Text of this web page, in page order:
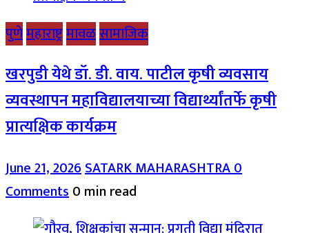
पुणेमहाराष्ट्रमावळसामाजिक
खरपुडी येथे डॉ. डी. वाय. पाटील कृषी व्यवसाय
व्यवस्थापन महाविद्यालयाच्या विद्यार्थ्यांतर्फे कृषी
प्रात्यक्षिक कार्यक्रम
June 21, 2026SATARK MAHARASHTRA0
Comments0 min read